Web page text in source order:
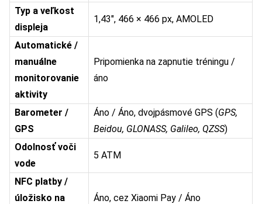
Typ a veľkost
displeja
1,43″, 466 × 466 px, AMOLED
Automatické /
manuálne
monitorovanie
aktivity
Pripomienka na zapnutie tréningu /
áno
Barometer /
GPS
Áno / Áno, dvojpásmové GPS (GPS,
Beidou, GLONASS, Galileo, QZSS)
Odolnosť voči
vode
5 ATM
NFC platby /
úložisko na
Áno, cez Xiaomi Pay / Áno